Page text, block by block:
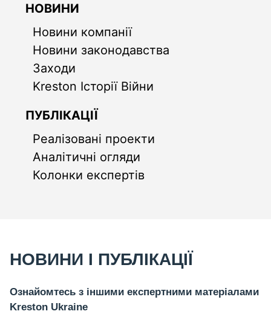
НОВИНИ
Новини компанії
Новини законодавства
Заходи
Kreston Історії Війни
ПУБЛІКАЦІЇ
Реалізовані проекти
Аналітичні огляди
Колонки експертів
НОВИНИ І ПУБЛІКАЦІЇ
Ознайомтесь з іншими експертними матеріалами
Kreston Ukraine